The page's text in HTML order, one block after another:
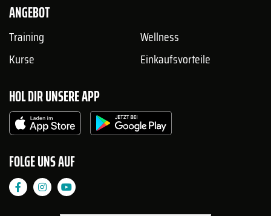
ANGEBOT
Training
Kurse
Wellness
Einkaufsvorteile
HOL DIR UNSERE APP
FOLGE UNS AUF